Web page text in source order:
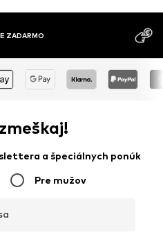
ZADARMO
a špeciálnych ponúk
Pre mužov